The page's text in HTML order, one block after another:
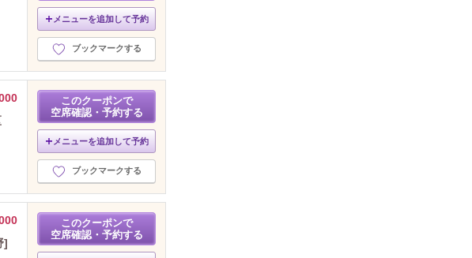
2023年1月分
2022年12月分（30）
2022年11月分（19）
2022年8月分（21）
2022年7月分（39）
2022年6月分 （14）
2022年5月分
2022年4月分 （15）
2022年3月分（26）
2022年2月分（25）
2022年1月分（3）
2021年12月分（3）
メニューを追加して予約
ブックマークする
このクーポンで
空席確認・予約する
メニューを追加して予約
ブックマークする
]
このクーポンで
空席確認・予約する